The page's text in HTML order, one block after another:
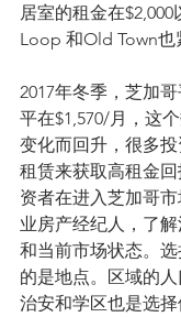
居室的租金在$2,000
Loop 和Old Town也
2017年冬季，芝加
平在$1,570/月，这
变化而回升，很多
租赁来获取高租金
资者在进入芝加哥
业房产经纪人，了
和当前市场状态。
的是地点。区域的人
治安和学区也是选